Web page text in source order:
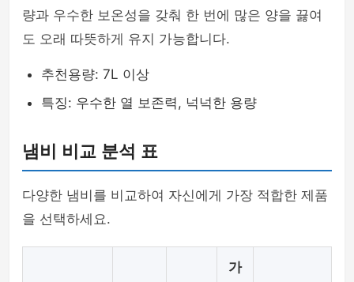
량과 우수한 보온성을 갖춰 한 번에 많은 양을 끓여
도 오래 따뜻하게 유지 가능합니다.
추천용량: 7L 이상
특징: 우수한 열 보존력, 넉넉한 용량
냄비 비교 분석 표
다양한 냄비를 비교하여 자신에게 가장 적합한 제품
을 선택하세요.
가